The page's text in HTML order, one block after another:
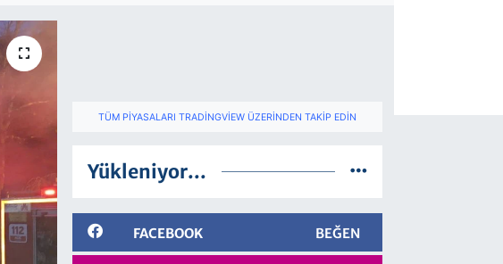
TÜM PIYASALARI TRADINGVIEW ÜZERINDEN TAKIP EDIN
Yükleniyor...
FACEBOOK BEĞEN